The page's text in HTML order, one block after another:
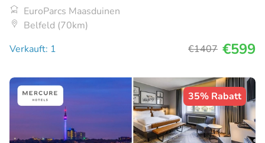
EuroParcs Maasduinen
Belfeld (70km)
Verkauft: 1
€1407 €599
35% Rabatt